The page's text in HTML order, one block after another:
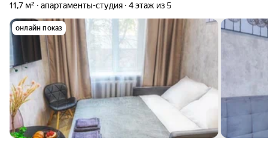
11,7 м² апартаменты-студия 4 этаж из 5
онлайн показ